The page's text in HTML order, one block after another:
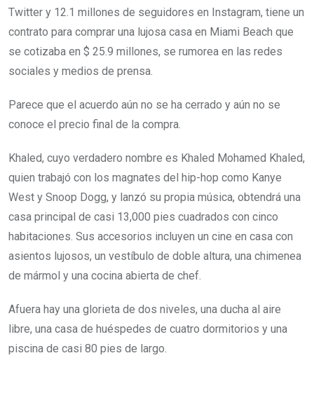
Twitter y 12.1 millones de seguidores en Instagram, tiene un
contrato para comprar una lujosa casa en Miami Beach que
se cotizaba en $ 25.9 millones, se rumorea en las redes
sociales y medios de prensa.
Parece que el acuerdo aún no se ha cerrado y aún no se
conoce el precio final de la compra.
Khaled, cuyo verdadero nombre es Khaled Mohamed Khaled,
quien trabajó con los magnates del hip-hop como Kanye
West y Snoop Dogg, y lanzó su propia música, obtendrá una
casa principal de casi 13,000 pies cuadrados con cinco
habitaciones. Sus accesorios incluyen un cine en casa con
asientos lujosos, un vestíbulo de doble altura, una chimenea
de mármol y una cocina abierta de chef.
Afuera hay una glorieta de dos niveles, una ducha al aire
libre, una casa de huéspedes de cuatro dormitorios y una
piscina de casi 80 pies de largo.